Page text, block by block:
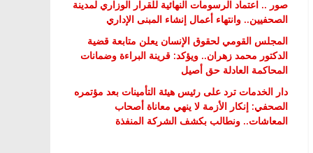
صور .. اعتماد الرسومات النهائية للقرار الوزاري لمدينة
الصحفيين.. وانتهاء أعمال إنشاء المبنى الإداري
المجلس القومي لحقوق الإنسان يعلن متابعة قضية
الدكتور محمد زهران.. ويؤكد: قرينة البراءة وضمانات
المحاكمة العادلة حق أصيل
دار الخدمات ترد على رئيس هيئة التأمينات بعد مؤتمره
الصحفي: إنكار الأزمة لا ينهي معاناة أصحاب
المعاشات.. ونطالب بكشف الشركة المنفذة